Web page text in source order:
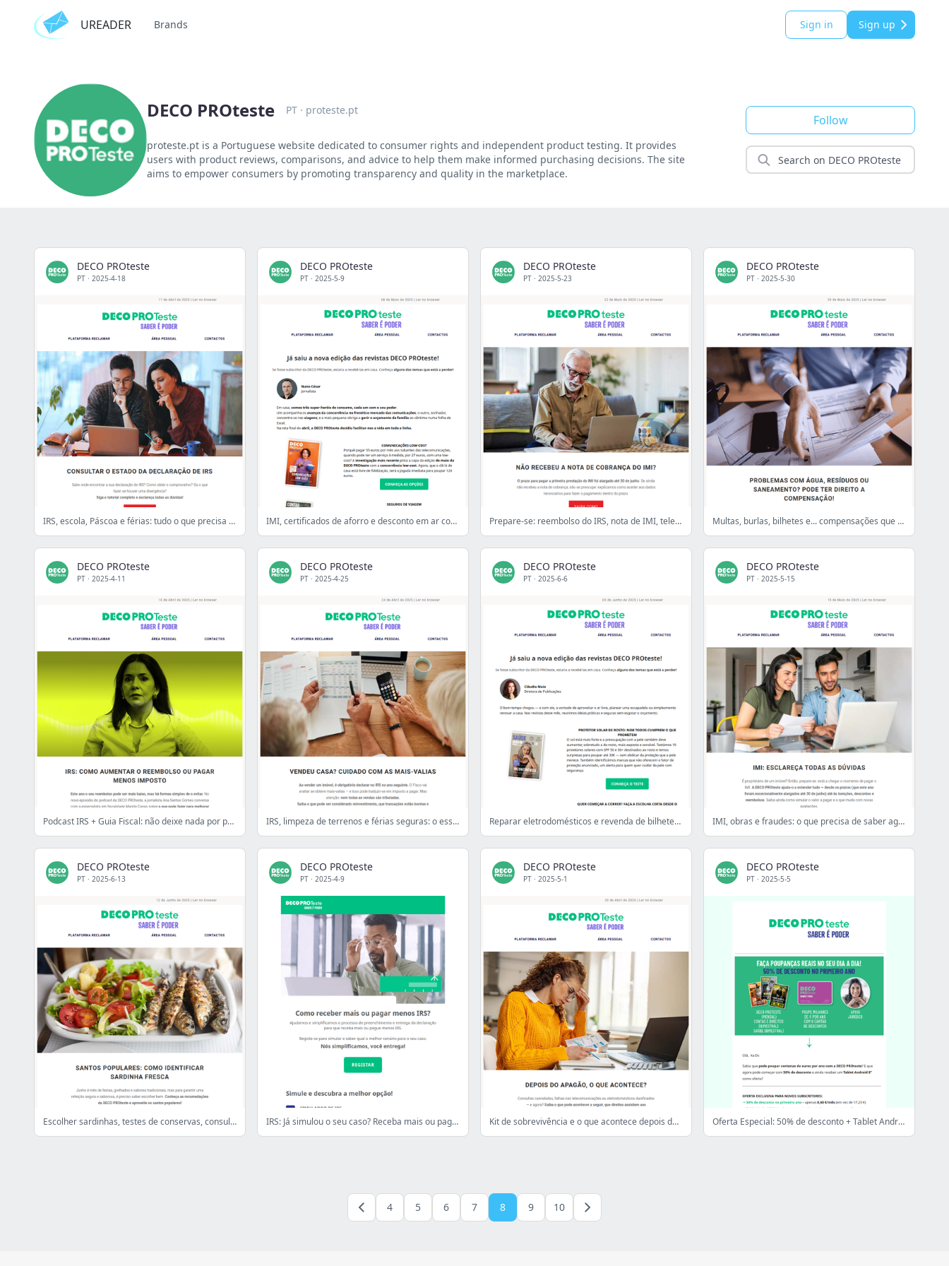
UREADER Brands Sign in Sign up
DECO PROteste PT · proteste.pt
proteste.pt is a Portuguese website dedicated to consumer rights and independent product testing. It provides
users with product reviews, comparisons, and advice to help them make informed purchasing decisions. The site
aims to empower consumers by promoting transparency and quality in the marketplace.
Follow
DECO PROteste
PT · 2025-4-18
IRS, escola, Páscoa e férias: tudo o que precisa de saber!
DECO PROteste
PT · 2025-5-9
IMI, certificados de aforro e desconto em ar condicionado: tudo o que precisa de saber
DECO PROteste
PT · 2025-5-23
Prepare-se: reembolso do IRS, nota de IMI, televisor novo e mais
DECO PROteste
PT · 2025-5-30
Multas, burlas, bilhetes e... compensações que pode reclamar!
DECO PROteste
PT · 2025-4-11
Podcast IRS + Guia Fiscal: não deixe nada por preencher
DECO PROteste
PT · 2025-4-25
IRS, limpeza de terrenos e férias seguras: o essencial desta semana
DECO PROteste
PT · 2025-6-6
Reparar eletrodomésticos e revenda de bilhetes: saiba tudo
DECO PROteste
PT · 2025-5-15
IMI, obras e fraudes: o que precisa de saber agora
DECO PROteste
PT · 2025-6-13
Escolher sardinhas, testes de conservas, consulta online, roaming e muito mais
DECO PROteste
PT · 2025-4-9
IRS: Já simulou o seu caso? Receba mais ou pague menos! Descubra aqui
DECO PROteste
PT · 2025-5-1
Kit de sobrevivência e o que acontece depois do apagão: saiba tudo!
DECO PROteste
PT · 2025-5-5
Oferta Especial: 50% de desconto + Tablet Android!
4 5 6 7 8 9 10